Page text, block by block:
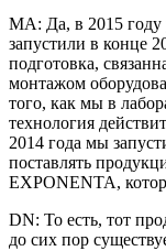
МА: Да, в 2015 году
запустили в конце
подготовка,
монтажом
того, как мы в
технология
2014 года мы
поставлять
EXPONENTA,
DN: То есть, тот
до сих пор